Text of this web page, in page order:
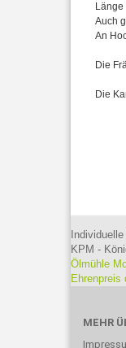
Länge
Auch
An
Die
Die
KPM -
Ölmühle
Ehrenpreis
MEHR